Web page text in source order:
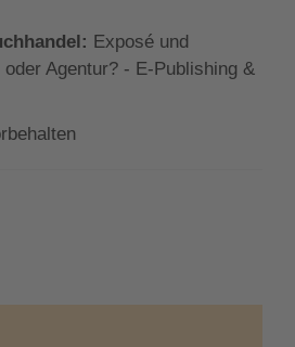
Exposé und
Agentur? - E-Publishing &